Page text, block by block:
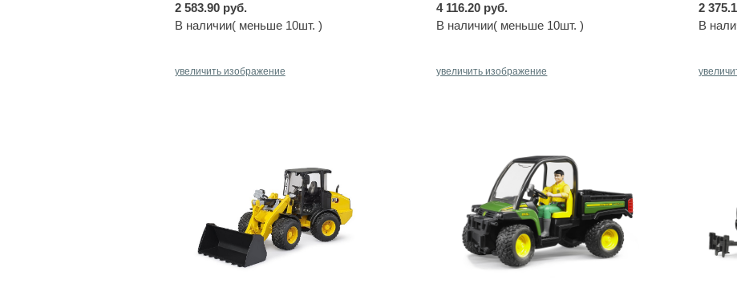
2 583.90 руб.
В наличии( меньше 10шт. )
4 116.20 руб.
В наличии( меньше 10шт. )
2
В
увеличить изображение увеличить изображение